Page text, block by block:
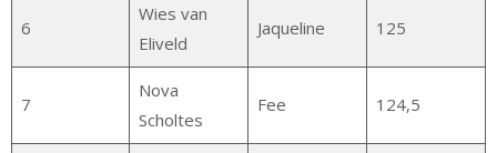
6
Wies van
Eliveld
Jaqueline 125
7
Nova
Scholtes
Fee 124,5